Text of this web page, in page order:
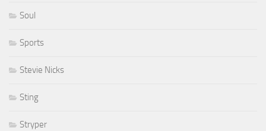
Soul
Sports
Stevie Nicks
Sting
Stryper